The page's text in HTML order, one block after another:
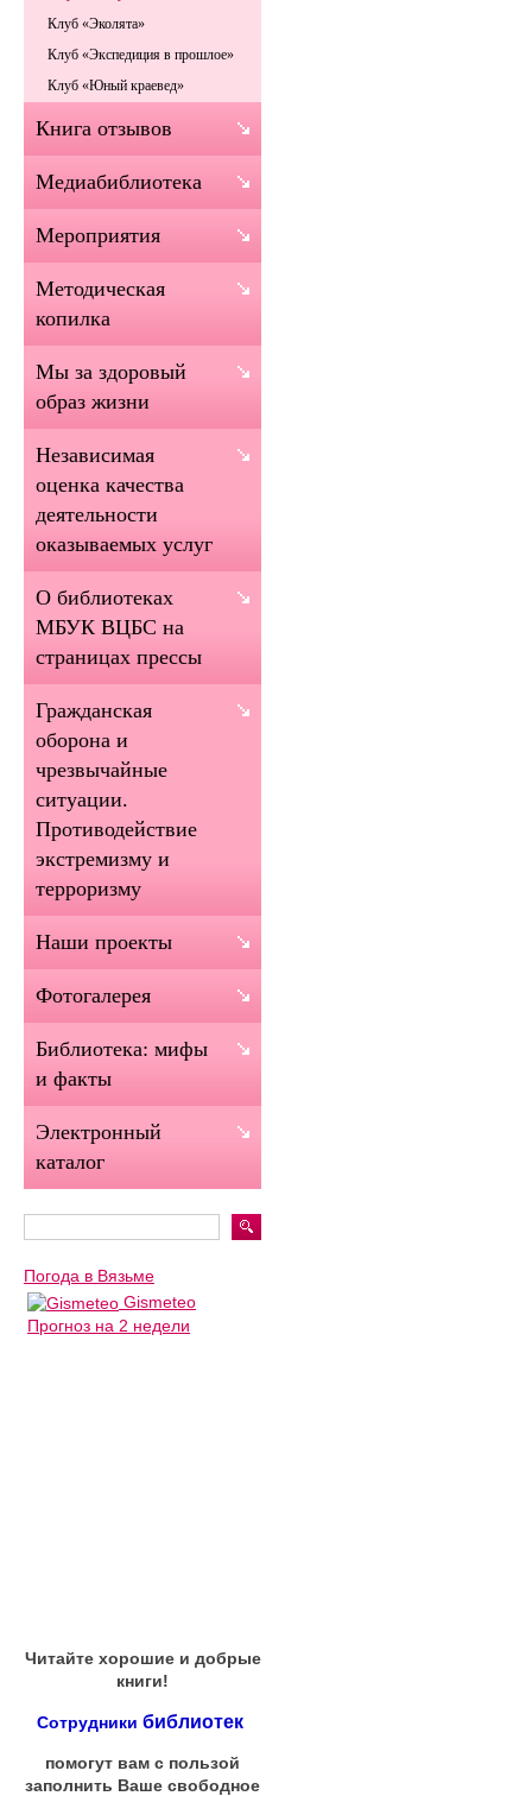
Клуб «Эколята»
Клуб «Экспедиция в прошлое»
Клуб «Юный краевед»
Книга отзывов
Медиабиблиотека
Мероприятия
Методическая
копилка
Мы за здоровый
образ жизни
Независимая
оценка качества
деятельности
оказываемых услуг
О библиотеках
МБУК ВЦБС на
страницах прессы
Гражданская
оборона и
чрезвычайные
ситуации.
Противодействие
экстремизму и
терроризму
Наши проекты
Фотогалерея
Библиотека: мифы
и факты
Электронный
каталог
Погода в Вязьме
Gismeteo
Прогноз на 2 недели
Читайте хорошие и добрые
книги!
Сотрудники библиотек
помогут вам с пользой
заполнить Ваше свободное